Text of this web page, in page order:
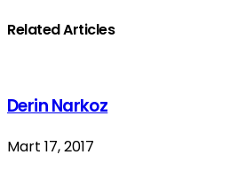
Related Articles
Derin Narkoz
Mart 17, 2017